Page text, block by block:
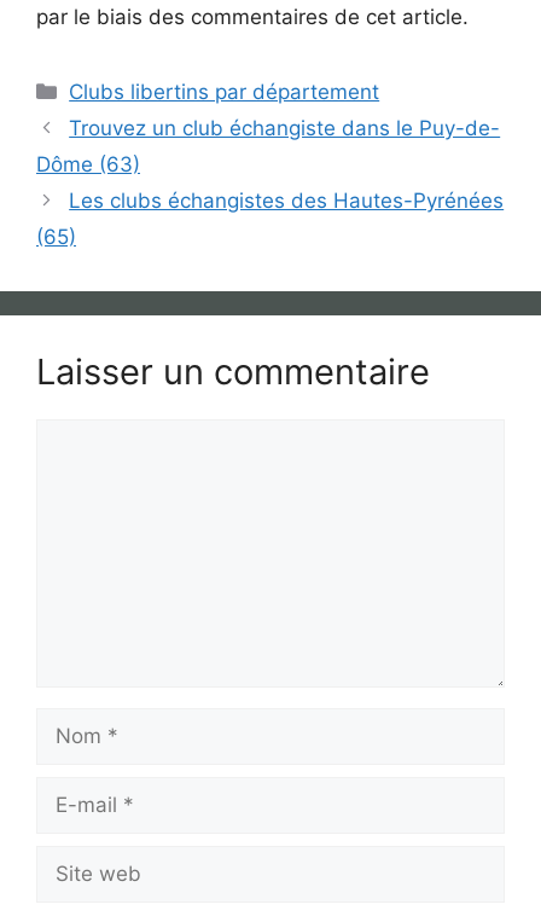
par le biais des commentaires de cet article.
Catégories
Clubs libertins par département
Trouvez un club échangiste dans le Puy-de-
Dôme (63)
Les clubs échangistes des Hautes-Pyrénées
(65)
Laisser un commentaire
Nom
Site
web